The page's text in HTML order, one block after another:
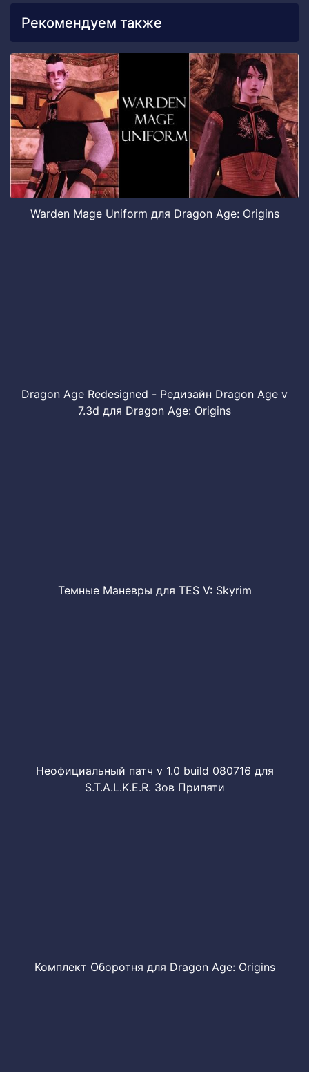
Рекомендуем также
Warden Mage Uniform для Dragon Age: Origins
Dragon Age Redesigned - Редизайн Dragon Age v
7.3d для Dragon Age: Origins
Темные Маневры для TES V: Skyrim
Неофициальный патч v 1.0 build 080716 для
S.T.A.L.K.E.R. Зов Припяти
Комплект Оборотня для Dragon Age: Origins